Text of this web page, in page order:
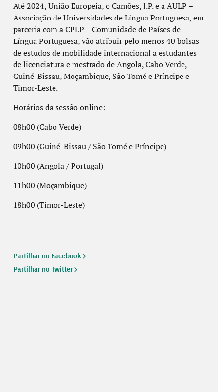
Até 2024, União Europeia, o Camões, I.P. e a AULP –
Associação de Universidades de Língua Portuguesa, em
parceria com a CPLP – Comunidade de Países de
Língua Portuguesa, vão atribuir pelo menos 40 bolsas
de estudos de mobilidade internacional a estudantes
de licenciatura e mestrado de Angola, Cabo Verde,
Guiné-Bissau, Moçambique, São Tomé e Príncipe e
Timor-Leste.
Horários da sessão online:
08h00 (Cabo Verde)
09h00 (Guiné-Bissau / São Tomé e Príncipe)
10h00 (Angola / Portugal)
11h00 (Moçambique)
18h00 (Timor-Leste)
Partilhar no Facebook
Partilhar no Twitter